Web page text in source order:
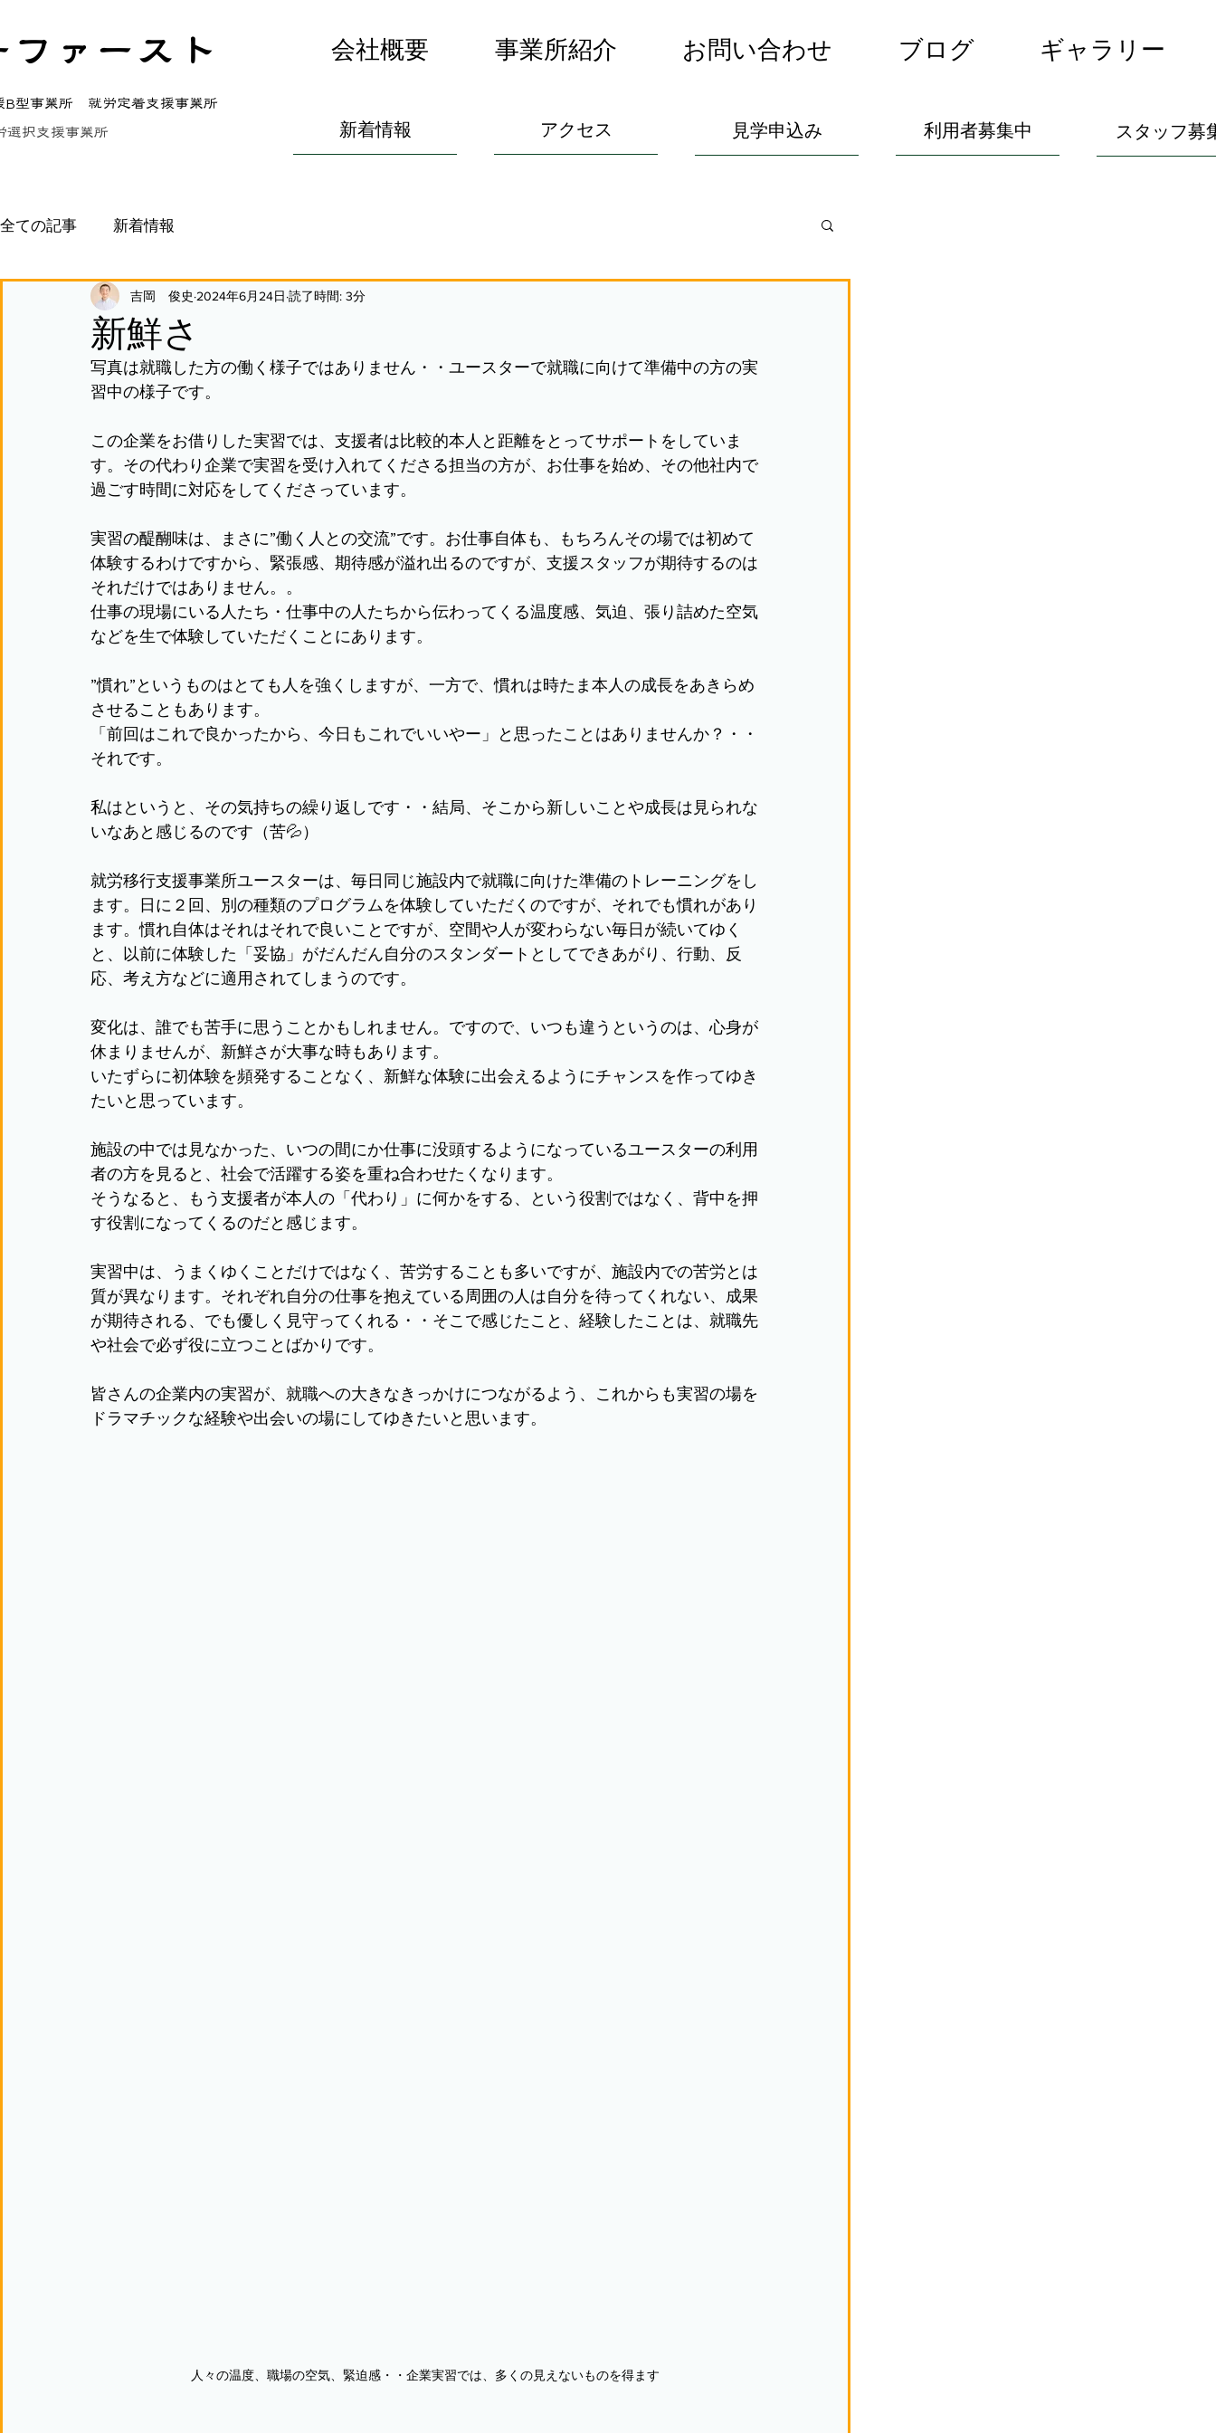
ァースト
型事業所 就労定着支援事業所
択支援事業所
会社概要 事業所紹介 お問い合わせ ブログ ギャラリー
新着情報 アクセス 見学申込み 利用者募集中 スタッフ募
全ての記事 新着情報
新鮮さ
吉岡 俊史 2024年6月24日 読了時間: 3分
写真は就職した方の働く様子ではありません・・ユースターで就職に向けて準備中の方の実
習中の様子です。
この企業をお借りした実習では、支援者は比較的本人と距離をとってサポートをしていま
す。その代わり企業で実習を受け入れてくださる担当の方が、お仕事を始め、その他社内で
過ごす時間に対応をしてくださっています。
実習の醍醐味は、まさに”働く人との交流”です。お仕事自体も、もちろんその場では初めて
体験するわけですから、緊張感、期待感が溢れ出るのですが、支援スタッフが期待するのは
それだけではありません。。
仕事の現場にいる人たち・仕事中の人たちから伝わってくる温度感、気迫、張り詰めた空気
などを生で体験していただくことにあります。
”慣れ”というものはとても人を強くしますが、一方で、慣れは時たま本人の成長をあきらめ
させることもあります。
「前回はこれで良かったから、今日もこれでいいやー」と思ったことはありませんか？・・
それです。
私はというと、その気持ちの繰り返しです・・結局、そこから新しいことや成長は見られな
いなあと感じるのです（苦💦）
就労移行支援事業所ユースターは、毎日同じ施設内で就職に向けた準備のトレーニングをし
ます。日に２回、別の種類のプログラムを体験していただくのですが、それでも慣れがあり
ます。慣れ自体はそれはそれで良いことですが、空間や人が変わらない毎日が続いてゆく
と、以前に体験した「妥協」がだんだん自分のスタンダートとしてできあがり、行動、反
応、考え方などに適用されてしまうのです。
変化は、誰でも苦手に思うことかもしれません。ですので、いつも違うというのは、心身が
休まりませんが、新鮮さが大事な時もあります。
いたずらに初体験を頻発することなく、新鮮な体験に出会えるようにチャンスを作ってゆき
たいと思っています。
施設の中では見なかった、いつの間にか仕事に没頭するようになっているユースターの利用
者の方を見ると、社会で活躍する姿を重ね合わせたくなります。
そうなると、もう支援者が本人の「代わり」に何かをする、という役割ではなく、背中を押
す役割になってくるのだと感じます。
実習中は、うまくゆくことだけではなく、苦労することも多いですが、施設内での苦労とは
質が異なります。それぞれ自分の仕事を抱えている周囲の人は自分を待ってくれない、成果
が期待される、でも優しく見守ってくれる・・そこで感じたこと、経験したことは、就職先
や社会で必ず役に立つことばかりです。
皆さんの企業内の実習が、就職への大きなきっかけにつながるよう、これからも実習の場を
ドラマチックな経験や出会いの場にしてゆきたいと思います。
人々の温度、職場の空気、緊迫感・・企業実習では、多くの見えないものを得ます